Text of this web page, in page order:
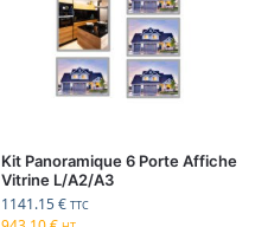
Kit Panoramique 6 Porte Affiche
Vitrine L/A2/A3
1141.15€ TTC